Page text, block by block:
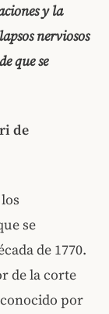
y la
nerviosos
que se
de
se
de 1770.
de la corte
por